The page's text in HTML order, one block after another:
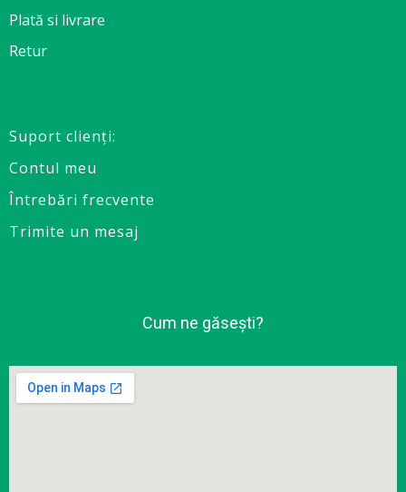
Plată si livrare
Retur
Suport clienţi:
Contul meu
Întrebări frecvente
Trimite un mesaj
Cum ne găsești?